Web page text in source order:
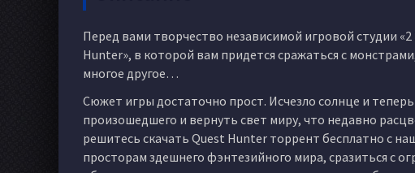
Перед вами творчество независимой игровой студии
Hunter», в которой вам придется сражаться с
многое другое…
Сюжет игры достаточно прост. Исчезло солнце и
произошедшего и вернуть свет миру, что недавно
решитесь скачать Quest Hunter торрент бесплатно с
просторам здешнего фэнтезийного мира, сразиться с